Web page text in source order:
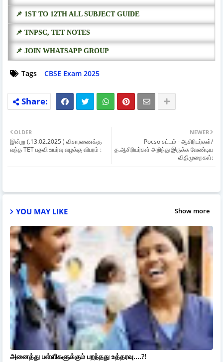
📌 1ST TO 12TH ALL SUBJECT GUIDE
📌 TNPSC, TET NOTES
📌 JOIN WHATSAPP GROUP
Tags CBSE Exam 2025
NEWER
Pocso சட்டம் - ஆசிரியர்கள்/
த.ஆசிரியர்கள் அறிந்து இருக்க வேண்டிய
விதிமுறைகள்:
OLDER
இன்று (.13.02.2025 ) விசாரணைக்கு
வந்த TET பதவி உயர்வு வழக்கு விபரம் :
YOU MAY LIKE Show more
அனைத்து பள்ளிகளுக்கும் பறந்தது உத்தரவு....?!